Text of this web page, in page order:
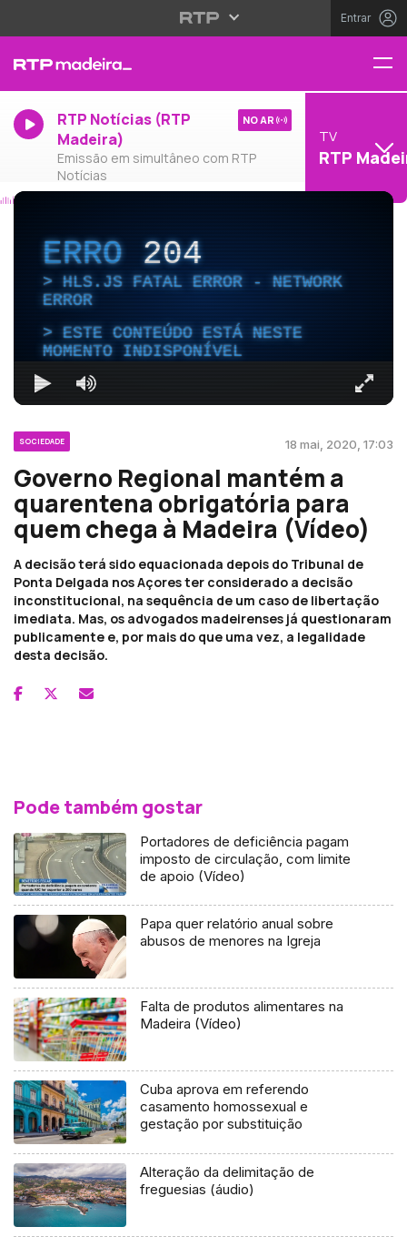
Entrar
RTP Notícias (RTP
Madeira)
Emissão em simultâneo com RTP
Notícias
NO AR
TV
RTP
ERRO204
HLS.JS FATAL ERROR - NETWORK
ERROR
ESTE CONTEÚDO ESTÁ NESTE
MOMENTO INDISPONÍVEL
SOCIEDADE 18 mai, 2020, 17:03
Governo Regional mantém a
quarentena obrigatória para
quem chega à Madeira (Vídeo)
A decisão terá sido equacionada depois do Tribunal de
Ponta Delgada nos Açores ter considerado a decisão
inconstitucional, na sequência de um caso de libertação
imediata. Mas, os advogados madeirenses já questionaram
publicamente e, por mais do que uma vez, a legalidade
desta decisão.
Pode também gostar
Portadores de deficiência pagam
imposto de circulação, com limite
de apoio (Vídeo)
Papa quer relatório anual sobre
abusos de menores na Igreja
Falta de produtos alimentares na
Madeira (Vídeo)
Cuba aprova em referendo
casamento homossexual e
gestação por substituição
Alteração da delimitação de
freguesias (áudio)